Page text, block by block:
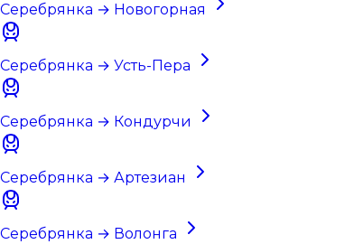
Серебрянка → Новогорная
Серебрянка → Усть-Пера
Серебрянка → Кондурчи
Серебрянка → Артезиан
Серебрянка → Волонга